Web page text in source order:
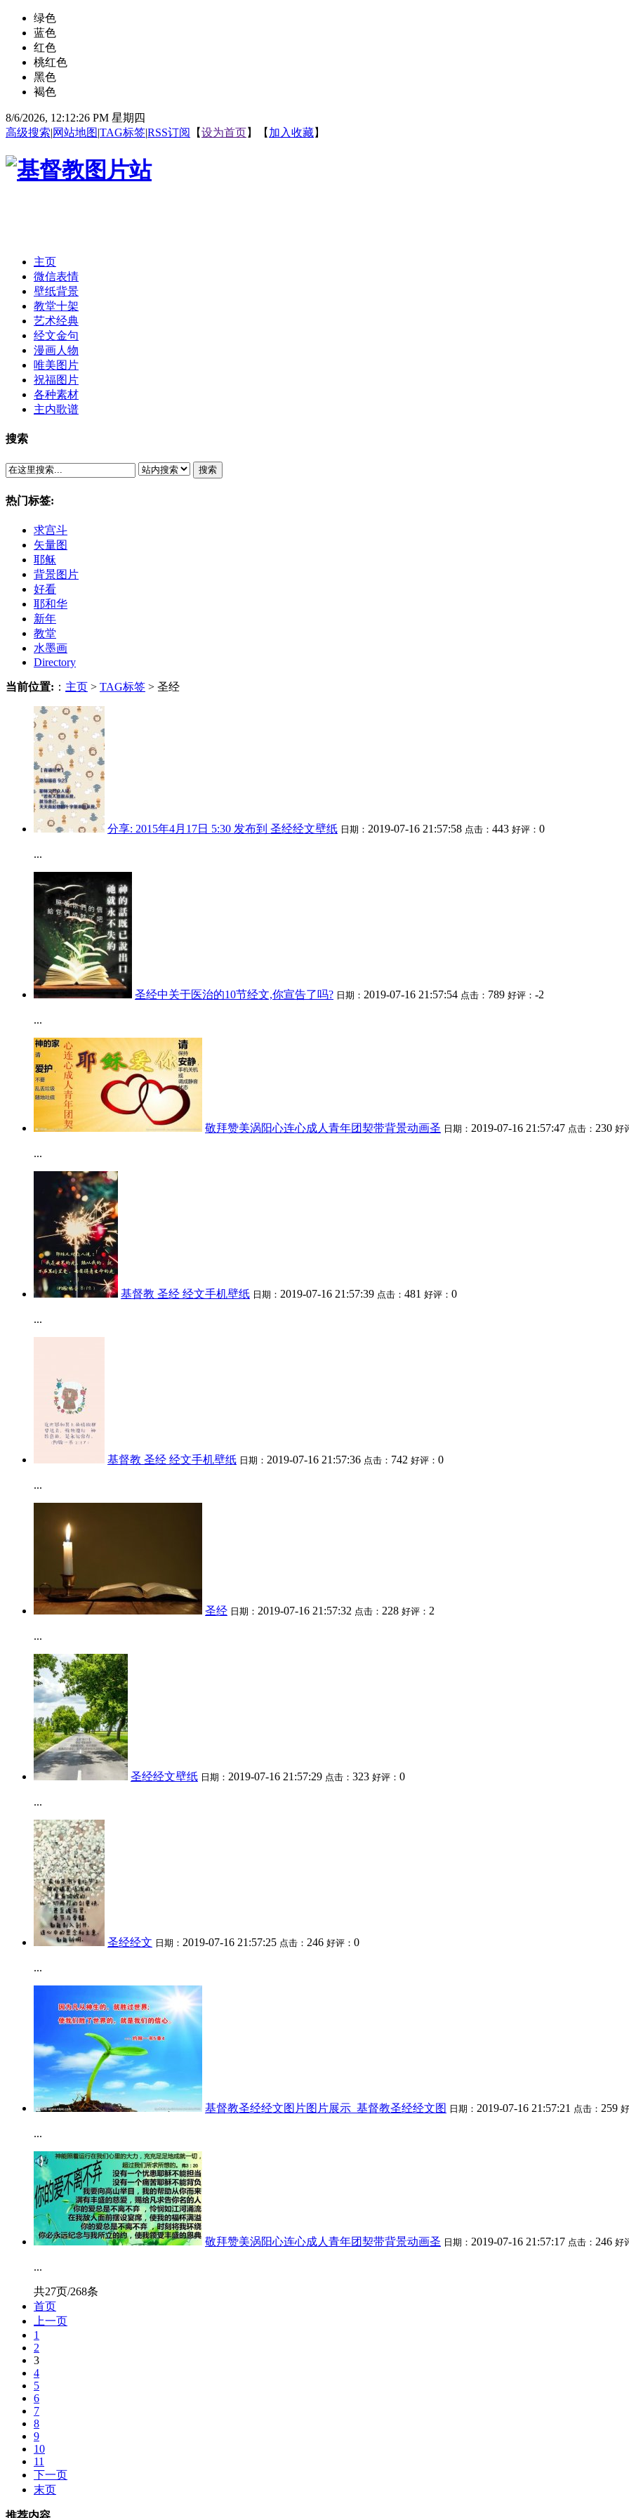
绿色
蓝色
红色
桃红色
黑色
褐色
8/6/2026, 12:12:27 PM 星期四
高级搜索|网站地图|TAG标签|RSS订阅 【设为首页】【 加入收藏】
主页
微信表情
壁纸背景
教堂十架
艺术经典
经文金句
漫画人物
唯美图片
祝福图片
各种素材
主内歌谱
搜索
搜索
热门标签:
求宫斗
矢量图
耶稣
背景图片
好看
耶和华
新年
教堂
水墨画
Directory
当前位置: ： 主页 > TAG标签 > 圣经
分享: 2015年4月17日 5:30 发布到 圣经经文壁纸 日期： 2019-07-16 21:57:58 点击： 443 好评： 0
...
圣经中关于医治的10节经文,你宣告了吗? 日期： 2019-07-16 21:57:54 点击： 789 好评： -2
...
敬拜赞美涡阳心连心成人青年团契带背景动画圣 日期： 2019-07-16 21:57:47 点击： 230 好
...
基督教 圣经 经文手机壁纸 日期： 2019-07-16 21:57:39 点击： 481 好评： 0
...
基督教 圣经 经文手机壁纸 日期： 2019-07-16 21:57:36 点击： 742 好评： 0
...
圣经 日期： 2019-07-16 21:57:32 点击： 228 好评： 2
...
圣经经文壁纸 日期： 2019-07-16 21:57:29 点击： 323 好评： 0
...
圣经经文 日期： 2019-07-16 21:57:25 点击： 246 好评： 0
...
基督教圣经经文图片图片展示_基督教圣经经文图 日期： 2019-07-16 21:57:21 点击： 259
...
敬拜赞美涡阳心连心成人青年团契带背景动画圣 日期： 2019-07-16 21:57:17 点击： 246 好
...
共27页/268条
首页
上一页
1
2
3
4
5
6
7
8
9
10
11
下一页
末页
推荐内容